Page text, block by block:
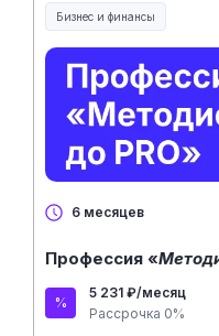
Бизнес и финансы
6 месяцев
Профессия «
5 231 ₽/месяц
Рассрочка 0%